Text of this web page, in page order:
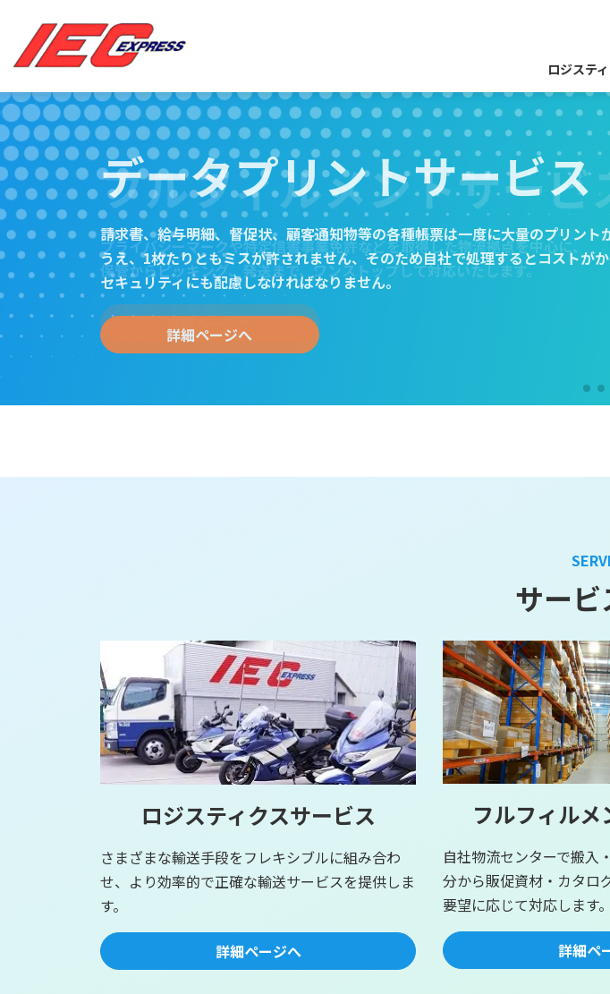
ロジステ
データプリントサービス
請求書、給与明細、督促状、顧客通知物等の各種帳票は一度に大量のプリント
うえ、1枚たりともミスが許されません、そのため自社で処理するとコストがか
セキュリティにも配慮しなければなりません。
詳細ページへ
ロジスティクスサービス
アイシーエクスプレスでは、お客様のニーズにあった付加価値のある
「プラス・ワン」の輸送サービスを提案します。
詳細ページへ
フルフィルメントサービ
プライバシーマークや特定信書事業免許などを取得した物流拠点を中心に、
保管からピッキング、発送まで、ワンストップして対応いたします。
詳細ページへ
データプリントサービス
請求書、給与明細、督促状、顧客通知物等の各種帳票は一度に大量のプリント
うえ、1枚たりともミスが許されません、そのため自社で処理するとコストがか
セキュリティにも配慮しなければなりません。
詳細ページへ
ロジスティクスサービス
アイシーエクスプレスでは、お客様のニーズにあった付加価値のある
「プラス・ワン」の輸送サービスを提案します。
詳細ページへ
サー
ロジスティクスサービス
さまざまな輸送手段をフレキシブルに組み合わ
せ、より効率的で正確な輸送サービスを提供しま
す。
詳細ページへ
フルフィル
自社物流センターで搬入
分から販促資材・カタロ
要望に応じて対応します。
詳細ペ